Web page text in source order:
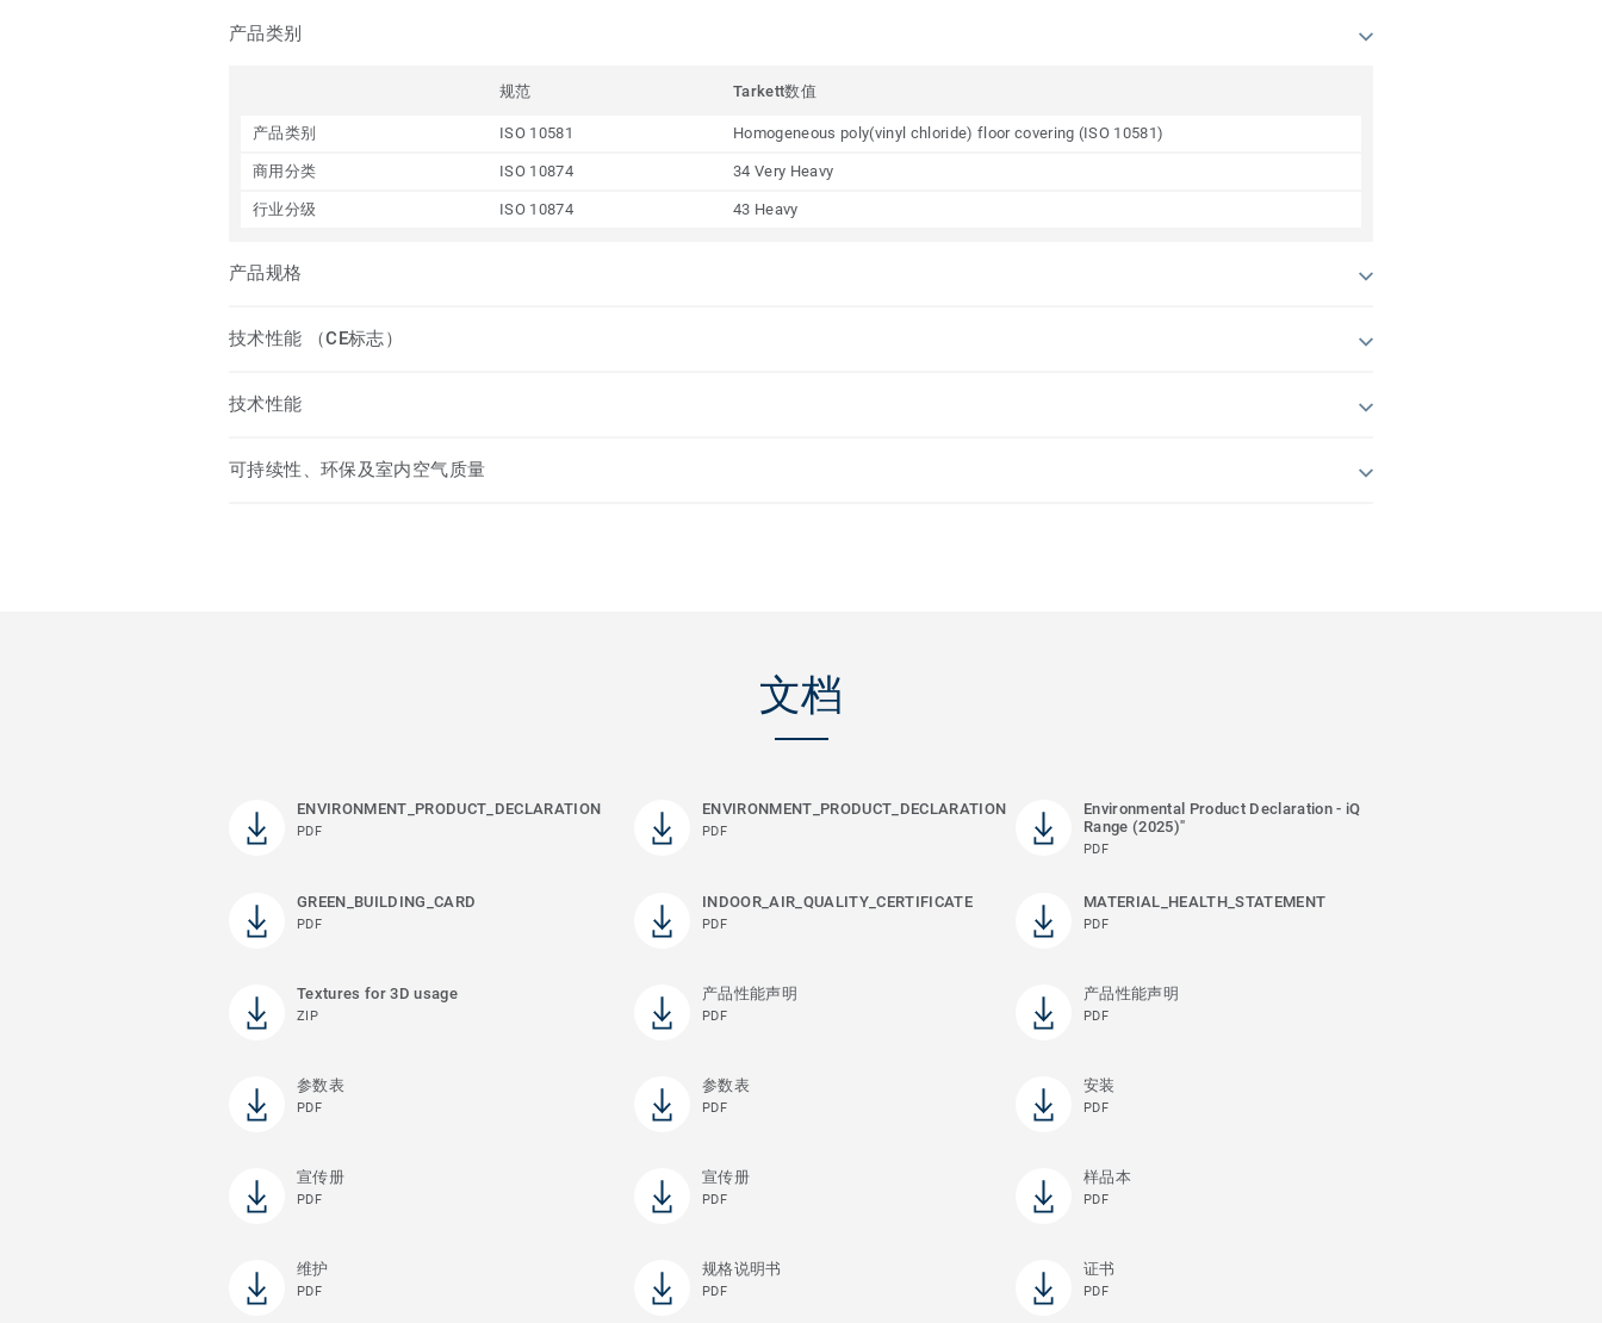
产品类别
规范 Tarkett数值
产品类别 ISO 10581 Homogeneous poly(vinyl chloride) floor covering (ISO 10581)
商用分类 ISO 10874 34 Very Heavy
行业分级 ISO 10874 43 Heavy
产品规格
技术性能 （CE标志）
技术性能
可持续性、环保及室内空气质量
文档
ENVIRONMENT_PRODUCT_DECLARATION
PDF
ENVIRONMENT_PRODUCT_DECLARATION
PDF
Environmental Product Declaration - iQ
Range (2025)"
PDF
GREEN_BUILDING_CARD
PDF
INDOOR_AIR_QUALITY_CERTIFICATE
PDF
MATERIAL_HEALTH_STATEMENT
PDF
Textures for 3D usage
ZIP
产品性能声明
PDF
产品性能声明
PDF
参数表
PDF
参数表
PDF
安装
PDF
宣传册
PDF
宣传册
PDF
样品本
PDF
维护
PDF
规格说明书
PDF
证书
PDF